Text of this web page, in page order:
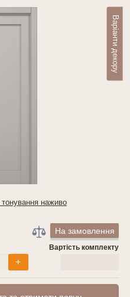
Варіанти декору
наживо
На замовлення
Вартість комплекту
+